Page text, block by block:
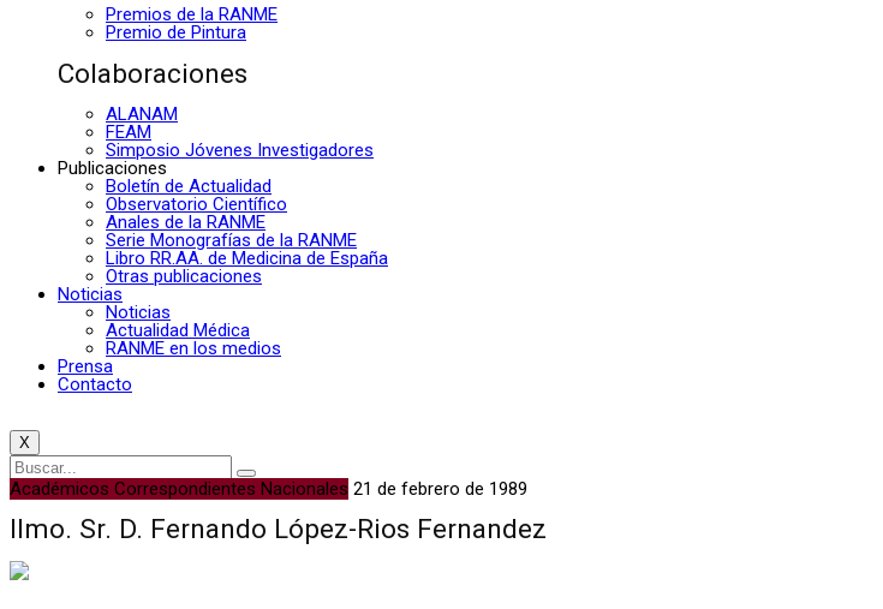
Premios de la RANME
Premio de Pintura
Colaboraciones
ALANAM
FEAM
Simposio Jóvenes Investigadores
Publicaciones
Boletín de Actualidad
Observatorio Científico
Anales de la RANME
Serie Monografías de la RANME
Libro RR.AA. de Medicina de España
Otras publicaciones
Noticias
Noticias
Actualidad Médica
RANME en los medios
Prensa
Contacto
X
Académicos Correspondientes Nacionales 21 de febrero de 1989
Ilmo. Sr. D. Fernando López-Rios Fernandez